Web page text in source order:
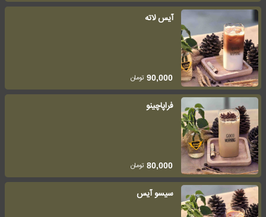
آیس لاته
90,000 تومان
فراپاچینو
80,000 تومان
سیسو آیس